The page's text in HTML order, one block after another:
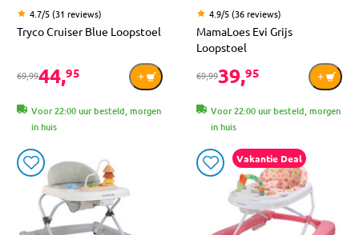
4.7/5 (31 reviews)
Tryco Cruiser Blue Loopstoel
69,9944,95
Voor 22:00 uur besteld, morgen
in huis
4.9/5 (36 reviews)
MamaLoes Evi Grijs
Loopstoel
69,9939,95
Voor 22:00 uur besteld, morgen
in huis
Vakantie Deal